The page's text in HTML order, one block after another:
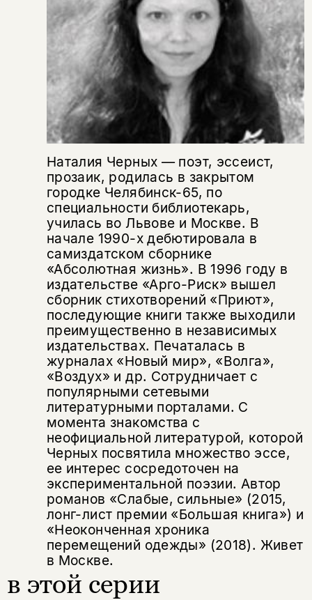
Наталия Черных — поэт, эссеист,
прозаик, родилась в закрытом
городке Челябинск-65, по
специальности библиотекарь,
училась во Львове и Москве. В
начале 1990-х дебютировала в
самиздатском сборнике
«Абсолютная жизнь». В 1996 году в
издательстве «Арго-Риск» вышел
сборник стихотворений «Приют»,
последующие книги также выходили
преимущественно в независимых
издательствах. Печаталась в
журналах «Новый мир», «Волга»,
«Воздух» и др. Сотрудничает с
популярными сетевыми
литературными порталами. С
момента знакомства с
неофициальной литературой, которой
Черных посвятила множество эссе,
ее интерес сосредоточен на
экспериментальной поэзии. Автор
романов «Слабые, сильные» (2015,
лонг-лист премии «Большая книга») и
«Неоконченная хроника
перемещений одежды» (2018). Живет
в Москве.
в этой серии
Поделиться
Копировать
ссылку
ВконтактеТелеграм
нет, вернуться назад